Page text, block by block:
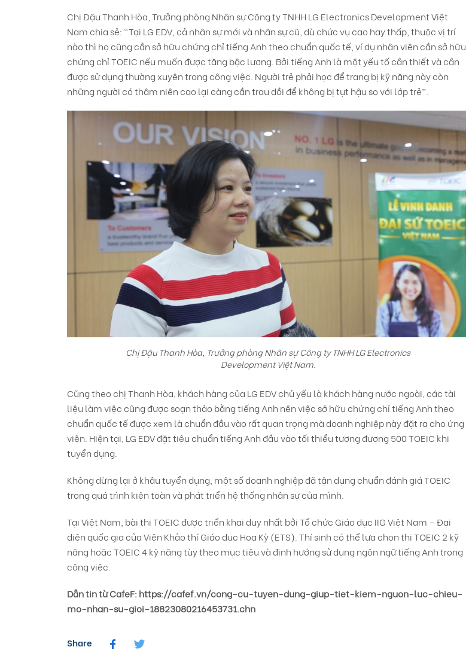
Chị Đậu Thanh Hòa, Trưởng phòng Nhân sự Công ty TNHH LG Electronics Development Việt
Nam chia sẻ: “Tại LG EDV, cả nhân sự mới và nhân sự cũ, dù chức vụ cao hay thấp, thuộc vị trí
nào thì họ cũng cần sở hữu chứng chỉ tiếng Anh theo chuẩn quốc tế, ví dụ nhân viên cần sở hữu
chứng chỉ TOEIC nếu muốn được tăng bậc lương. Bởi tiếng Anh là một yếu tố cần thiết và cần
được sử dụng thường xuyên trong công việc. Người trẻ phải học để trang bị kỹ năng này còn
những người có thâm niên cao lại càng cần trau dồi để không bị tụt hậu so với lớp trẻ”.
Chị Đậu Thanh Hòa, Trưởng phòng Nhân sự Công ty TNHH LG Electronics
Development Việt Nam.
Cũng theo chị Thanh Hòa, khách hàng của LG EDV chủ yếu là khách hàng nước ngoài, các tài
liệu làm việc cũng được soạn thảo bằng tiếng Anh nên việc sở hữu chứng chỉ tiếng Anh theo
chuẩn quốc tế được xem là chuẩn đầu vào rất quan trọng mà doanh nghiệp này đặt ra cho ứng
viên. Hiện tại, LG EDV đặt tiêu chuẩn tiếng Anh đầu vào tối thiểu tương đương 500 TOEIC khi
tuyển dụng.
Không dừng lại ở khâu tuyển dụng, một số doanh nghiệp đã tận dụng chuẩn đánh giá TOEIC
trong quá trình kiện toàn và phát triển hệ thống nhân sự của mình.
Tại Việt Nam, bài thi TOEIC được triển khai duy nhất bởi Tổ chức Giáo dục IIG Việt Nam – Đại
diện quốc gia của Viện Khảo thí Giáo dục Hoa Kỳ (ETS). Thí sinh có thể lựa chọn thi TOEIC 2 kỹ
năng hoặc TOEIC 4 kỹ năng tùy theo mục tiêu và định hướng sử dụng ngôn ngữ tiếng Anh trong
công việc.
Dẫn tin từ CafeF: https://cafef.vn/cong-cu-tuyen-dung-giup-tiet-kiem-nguon-luc-chieu-
mo-nhan-su-gioi-18823080216453731.chn
Share